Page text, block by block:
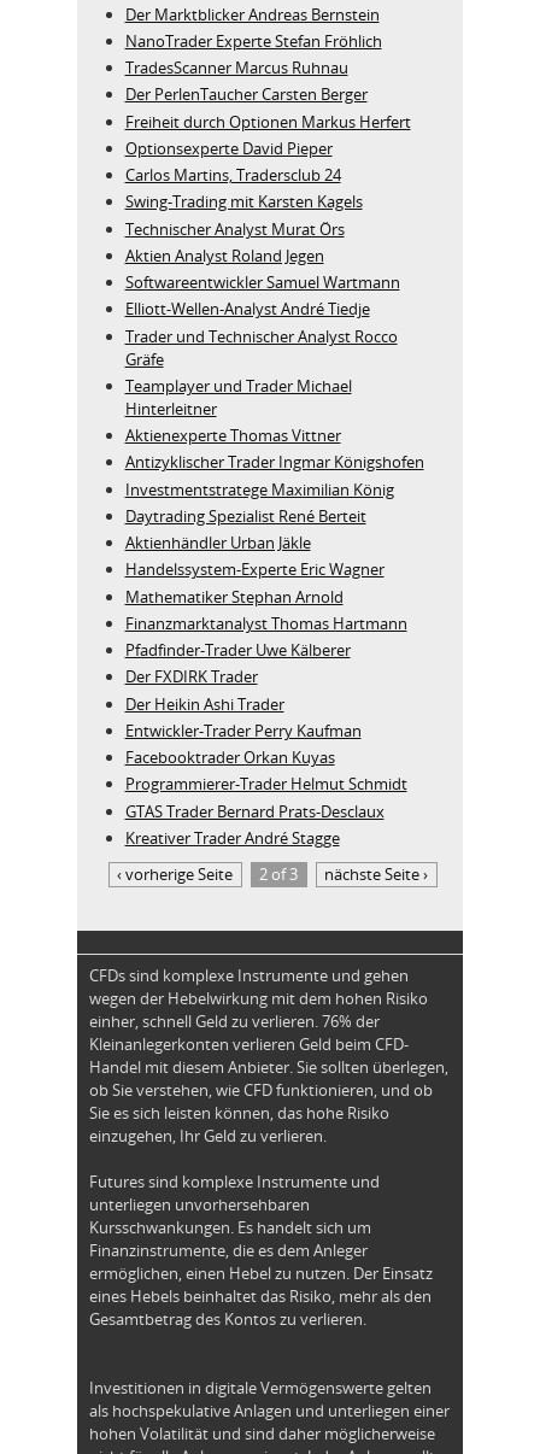
Der Marktblicker Andreas Bernstein
NanoTrader Experte Stefan Fröhlich
TradesScanner Marcus Ruhnau
Der PerlenTaucher Carsten Berger
Freiheit durch Optionen Markus Herfert
Optionsexperte David Pieper
Carlos Martins, Tradersclub 24
Swing-Trading mit Karsten Kagels
Technischer Analyst Murat Örs
Aktien Analyst Roland Jegen
Softwareentwickler Samuel Wartmann
Elliott-Wellen-Analyst André Tiedje
Trader und Technischer Analyst Rocco
Gräfe
Teamplayer und Trader Michael
Hinterleitner
Aktienexperte Thomas Vittner
Antizyklischer Trader Ingmar Königshofen
Investmentstratege Maximilian König
Daytrading Spezialist René Berteit
Aktienhändler Urban Jäkle
Handelssystem-Experte Eric Wagner
Mathematiker Stephan Arnold
Finanzmarktanalyst Thomas Hartmann
Pfadfinder-Trader Uwe Kälberer
Der FXDIRK Trader
Der Heikin Ashi Trader
Entwickler-Trader Perry Kaufman
Facebooktrader Orkan Kuyas
Programmierer-Trader Helmut Schmidt
GTAS Trader Bernard Prats-Desclaux
Kreativer Trader André Stagge
‹ vorherige Seite
2 of 3 nächste Seite ›
CFDs sind komplexe Instrumente und gehen
wegen der Hebelwirkung mit dem hohen Risiko
einher, schnell Geld zu verlieren. 76% der
Kleinanlegerkonten verlieren Geld beim CFD-
Handel mit diesem Anbieter. Sie sollten überlegen,
ob Sie verstehen, wie CFD funktionieren, und ob
Sie es sich leisten können, das hohe Risiko
einzugehen, Ihr Geld zu verlieren.
Futures sind komplexe Instrumente und
unterliegen unvorhersehbaren
Kursschwankungen. Es handelt sich um
Finanzinstrumente, die es dem Anleger
ermöglichen, einen Hebel zu nutzen. Der Einsatz
eines Hebels beinhaltet das Risiko, mehr als den
Gesamtbetrag des Kontos zu verlieren.
Investitionen in digitale Vermögenswerte gelten
als hochspekulative Anlagen und unterliegen einer
hohen Volatilität und sind daher möglicherweise